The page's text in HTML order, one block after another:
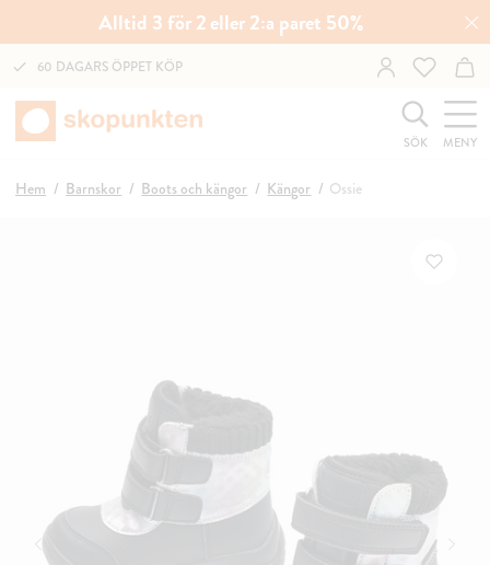
Alltid 3 för 2 eller 2:a paret 50%
60 DAGARS ÖPPET KÖP
SÖK MENY
Hem Barnskor Boots och kängor Kängor Ossie